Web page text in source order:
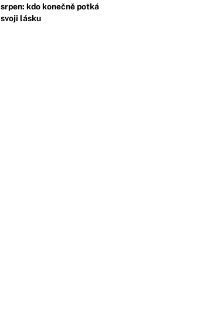
srpen: kdo konečně potká
svoji lásku